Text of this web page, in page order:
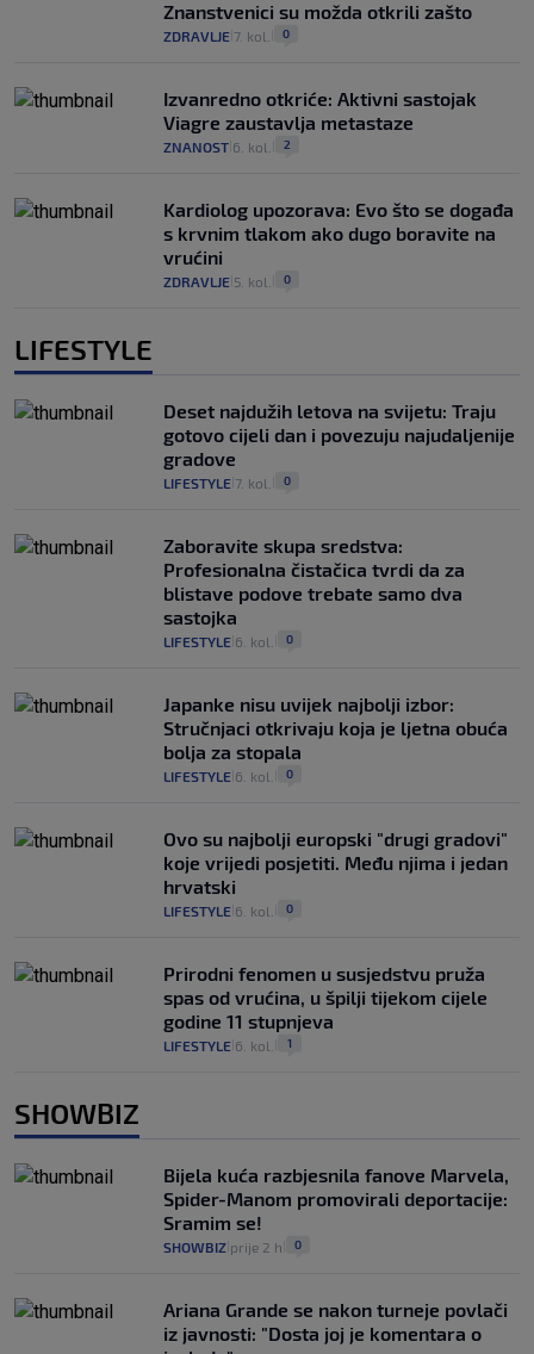
Znanstvenici su možda otkrili zašto
ZDRAVLJE 7. kol. 0
Izvanredno otkriće: Aktivni sastojak
Viagre zaustavlja metastaze
ZNANOST 6. kol. 2
Kardiolog upozorava: Evo što se događa
s krvnim tlakom ako dugo boravite na
vrućini
ZDRAVLJE 5. kol. 0
LIFESTYLE
Deset najdužih letova na svijetu: Traju
gotovo cijeli dan i povezuju najudaljenije
gradove
LIFESTYLE 7. kol. 0
Zaboravite skupa sredstva:
Profesionalna čistačica tvrdi da za
blistave podove trebate samo dva
sastojka
LIFESTYLE 6. kol. 0
Japanke nisu uvijek najbolji izbor:
Stručnjaci otkrivaju koja je ljetna obuća
bolja za stopala
LIFESTYLE 6. kol. 0
Ovo su najbolji europski "drugi gradovi"
koje vrijedi posjetiti. Među njima i jedan
hrvatski
LIFESTYLE 6. kol. 0
Prirodni fenomen u susjedstvu pruža
spas od vrućina, u špilji tijekom cijele
godine 11 stupnjeva
LIFESTYLE 6. kol. 1
SHOWBIZ
Bijela kuća razbjesnila fanove Marvela,
Spider-Manom promovirali deportacije:
Sramim se!
SHOWBIZ prije 2 h 0
Ariana Grande se nakon turneje povlači
iz javnosti: "Dosta joj je komentara o